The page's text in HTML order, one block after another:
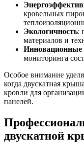
кровельных
Экологичность:
материалов и
Инновационные
мониторинга
Особое внимание
когда двускатная
кровли для
панелей.
двускатной